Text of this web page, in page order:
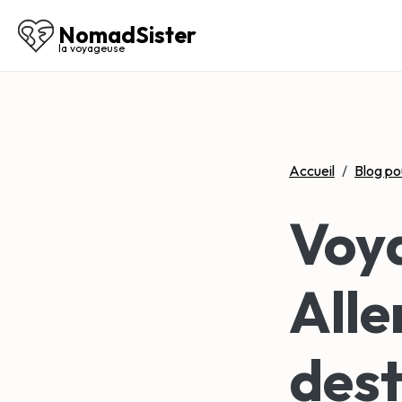
NomadSister
la voyageuse
Accueil / Blog